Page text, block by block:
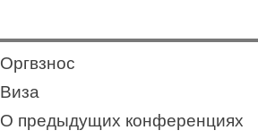
Оргвзнос
Виза
О предыдущих конференциях